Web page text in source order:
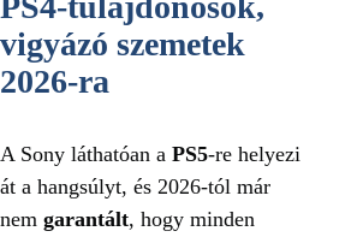
vigyázó szemetek
2026-ra
A Sony láthatóan a PS5-re helyezi
át a hangsúlyt, és 2026-tól már
nem garantált, hogy minden